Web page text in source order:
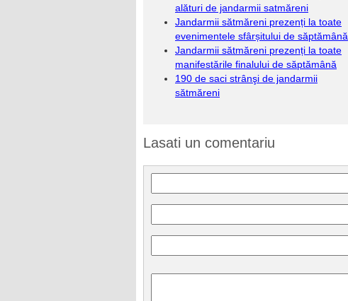
alături de jandarmii satmăreni
Jandarmii sătmăreni prezenți la toate
evenimentele sfârșitului de săptămână
Jandarmii sătmăreni prezenți la toate
manifestările finalului de săptămână
190 de saci strânşi de jandarmii
sătmăreni
Lasati un comentariu